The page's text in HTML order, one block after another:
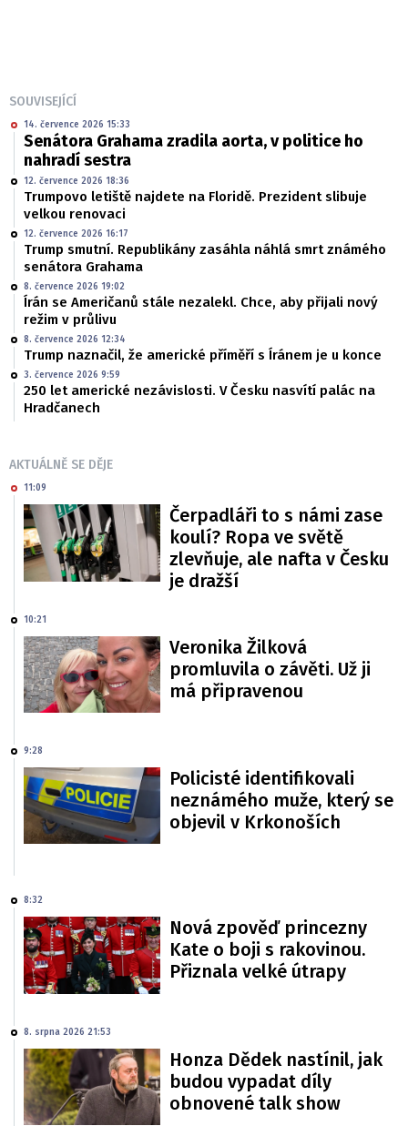
SOUVISEJÍCÍ
14. července 2026 15:33
Senátora Grahama zradila aorta, v politice ho
nahradí sestra
12. července 2026 18:36
Trumpovo letiště najdete na Floridě. Prezident slibuje
velkou renovaci
12. července 2026 16:17
Trump smutní. Republikány zasáhla náhlá smrt známého
senátora Grahama
8. července 2026 19:02
Írán se Američanů stále nezalekl. Chce, aby přijali nový
režim v průlivu
8. července 2026 12:34
Trump naznačil, že americké příměří s Íránem je u konce
3. července 2026 9:59
250 let americké nezávislosti. V Česku nasvítí palác na
Hradčanech
AKTUÁLNĚ SE DĚJE
11:09
Čerpadláři to s námi zase
koulí? Ropa ve světě
zlevňuje, ale nafta v Česku
je dražší
10:21
Veronika Žilková
promluvila o závěti. Už ji
má připravenou
9:28
Policisté identifikovali
neznámého muže, který se
objevil v Krkonoších
8:32
Nová zpověď princezny
Kate o boji s rakovinou.
Přiznala velké útrapy
8. srpna 2026 21:53
Honza Dědek nastínil, jak
budou vypadat díly
obnovené talk show